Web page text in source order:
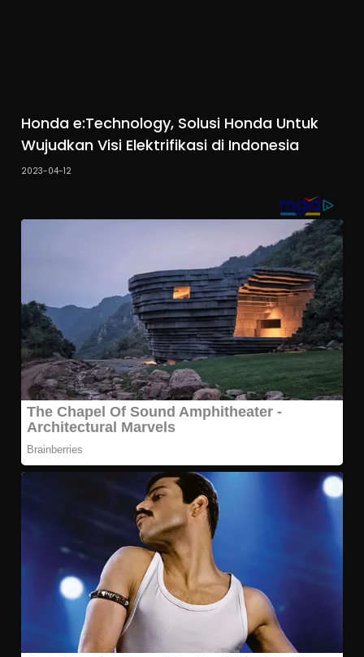
Honda e:Technology, Solusi Honda Untuk
Wujudkan Visi Elektrifikasi di Indonesia
2023-04-12